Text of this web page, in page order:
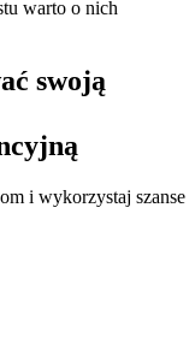
warto o nich
swoją
i wykorzystaj szanse